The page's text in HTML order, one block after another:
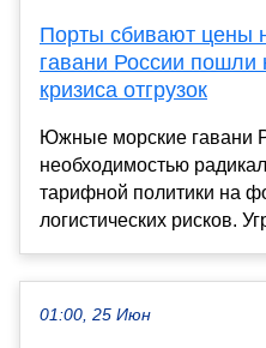
Порты сбивают цены
гавани России пошли
кризиса отгрузок
Южные морские гавани
необходимостью
тарифной политики на
логистических рисков.
01:00, 25 Июн